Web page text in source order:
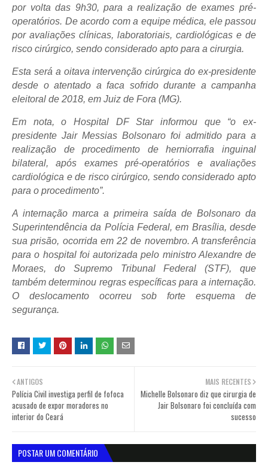
por volta das 9h30, para a realização de exames pré-
operatórios. De acordo com a equipe médica, ele passou
por avaliações clínicas, laboratoriais, cardiológicas e de
risco cirúrgico, sendo considerado apto para a cirurgia.
Esta será a oitava intervenção cirúrgica do ex-presidente
desde o atentado a faca sofrido durante a campanha
eleitoral de 2018, em Juiz de Fora (MG).
Em nota, o Hospital DF Star informou que “o ex-
presidente Jair Messias Bolsonaro foi admitido para a
realização de procedimento de herniorrafia inguinal
bilateral, após exames pré-operatórios e avaliações
cardiológica e de risco cirúrgico, sendo considerado apto
para o procedimento”.
A internação marca a primeira saída de Bolsonaro da
Superintendência da Polícia Federal, em Brasília, desde
sua prisão, ocorrida em 22 de novembro. A transferência
para o hospital foi autorizada pelo ministro Alexandre de
Moraes, do Supremo Tribunal Federal (STF), que
também determinou regras específicas para a internação.
O deslocamento ocorreu sob forte esquema de
segurança.
MAIS RECENTES
Michelle Bolsonaro diz que cirurgia de
Jair Bolsonaro foi concluída com
sucesso
ANTIGOS
Polícia Civil investiga perfil de fofoca
acusado de expor moradores no
interior do Ceará
POSTAR UM COMENTÁRIO